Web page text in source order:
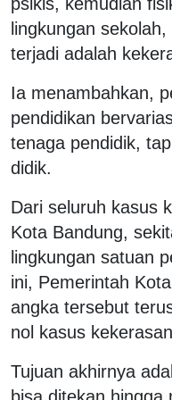
lingkungan
terjadi adalah
Ia menambahkan,
pendidikan
tenaga pendidik,
didik.
Dari seluruh kasus
Kota Bandung,
lingkungan satuan
ini, Pemerintah
angka tersebut
nol kasus
Tujuan akhirnya